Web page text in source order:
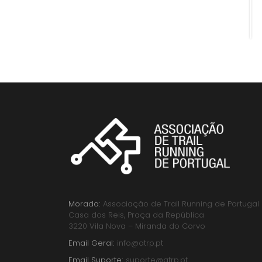
Morada: Associação de Trail Running de Portugal
Casa dos Reis, Praça da República
3220 Vila Nova – Miranda do Corvo
Email Geral: info@atrp.pt